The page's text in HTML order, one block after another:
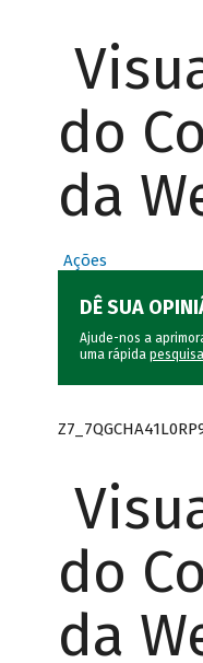
do
da
Ações
DÊ SUA
Ajude-nos a
uma rápida pesquisa
do
da